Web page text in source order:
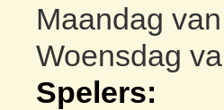
Maandag
Woensdag
Spelers: